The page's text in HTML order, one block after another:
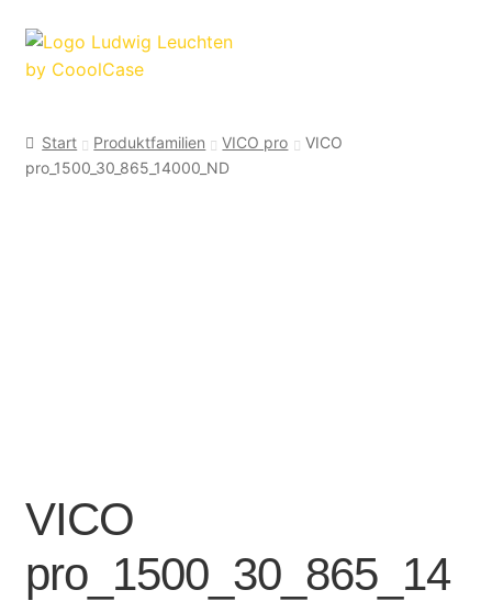
Zur
Navigation
Zum
Inhalt
Start Produktfamilien VICO pro
VICO
pro_1500_30_865_14000_ND
VICO
pro_1500_30_865_14